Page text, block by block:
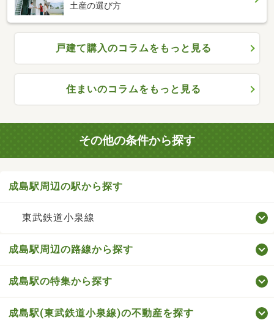
土産の選び方
戸建て購入のコラムをもっと見る
住まいのコラムをもっと見る
その他の条件から探す
成島駅周辺の駅から探す
東武鉄道小泉線
成島駅周辺の路線から探す
成島駅の特集から探す
成島駅(東武鉄道小泉線)の不動産を探す